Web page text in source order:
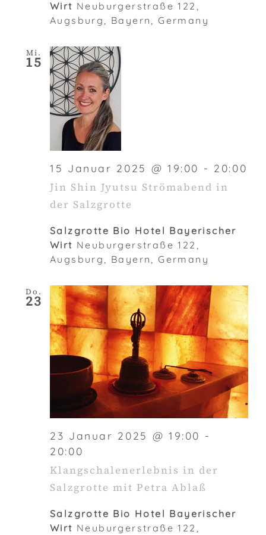
Wirt Neuburgerstraße 122,
Augsburg, Bayern, Germany
Mi.
15
15 Januar 2025 @ 19:00 - 20:00
Jin Shin Jyutsu Strömabend in
der Salzgrotte
Salzgrotte Bio Hotel Bayerischer
Wirt Neuburgerstraße 122,
Augsburg, Bayern, Germany
Do.
23
23 Januar 2025 @ 19:00 -
20:00
Klangschalenerlebnis in der
Salzgrotte mit Petra Ablaß
Salzgrotte Bio Hotel Bayerischer
Wirt Neuburgerstraße 122,